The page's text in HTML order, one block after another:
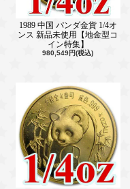
1989 中国 パンダ金貨 1/4オ
ンス 新品未使用【地金型コ
イン特集】
980,549円(税込)